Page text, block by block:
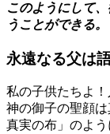
このようにして
うことができる。
永遠なる父は
私の子供たちよ
神の御子の聖顔
真実の布」のよ